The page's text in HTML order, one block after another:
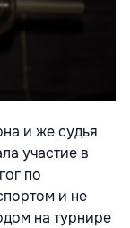
и же судья
участие в
по
и не
на турнире